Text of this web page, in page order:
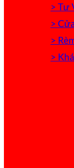
> Tư
>
>
>